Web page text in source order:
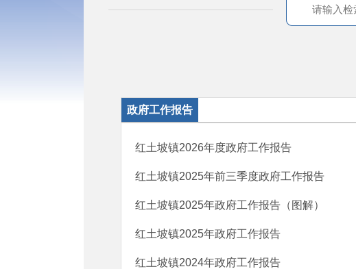
政府工作报告
红土坡镇2026年度政府工作报告
红土坡镇2025年前三季度政府工作报告
红土坡镇2025年政府工作报告（图解）
红土坡镇2025年政府工作报告
红土坡镇2024年政府工作报告